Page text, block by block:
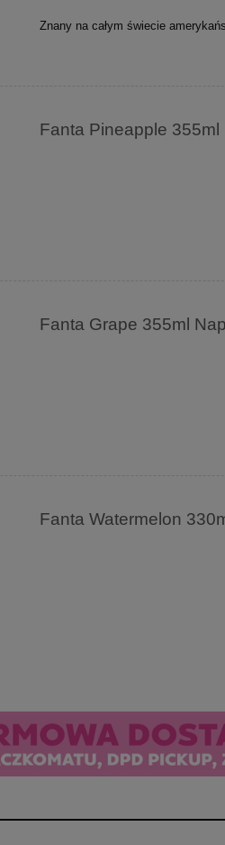
Znany na całym świecie
Fanta Pineapple
Fanta Grape 355ml
Fanta Watermelon